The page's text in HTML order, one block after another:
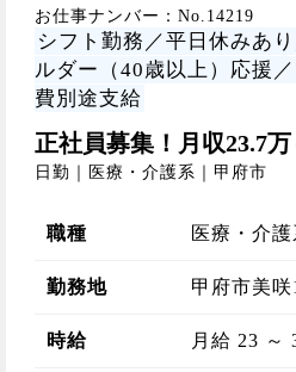
お仕事ナンバー：No.14219
シフト勤務／平日休みあ
ルダー（40歳以上）応援
費別途支給
正社員募集！月収23.7万
日勤｜医療・介護系｜甲府市
職種 医療・介護
勤務地 甲府市美咲
時給 月給 23 ～